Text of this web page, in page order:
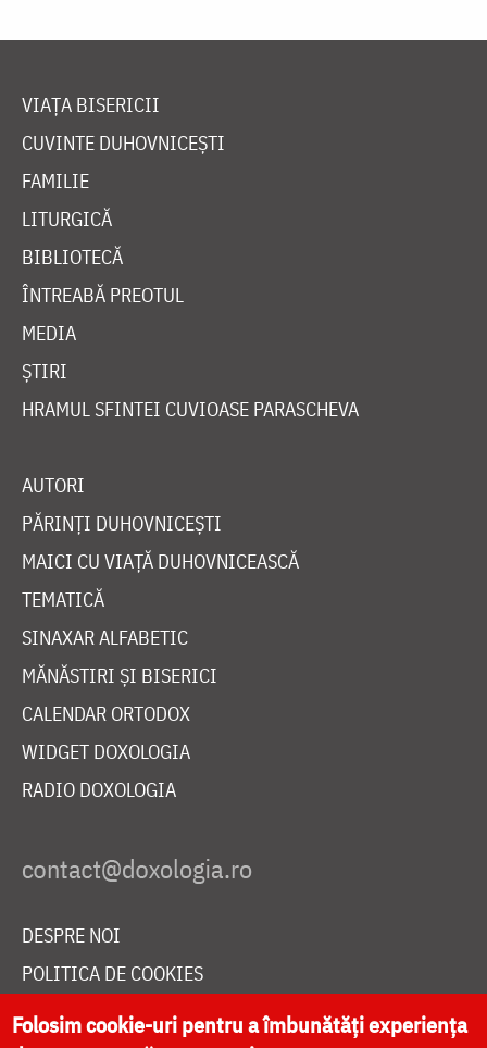
VIAȚA BISERICII
CUVINTE DUHOVNICEȘTI
FAMILIE
LITURGICĂ
BIBLIOTECĂ
ÎNTREABĂ PREOTUL
MEDIA
ȘTIRI
HRAMUL SFINTEI CUVIOASE PARASCHEVA
AUTORI
PĂRINȚI DUHOVNICEȘTI
MAICI CU VIAȚĂ DUHOVNICEASCĂ
TEMATICĂ
SINAXAR ALFABETIC
MĂNĂSTIRI ȘI BISERICI
CALENDAR ORTODOX
WIDGET DOXOLOGIA
RADIO DOXOLOGIA
DESPRE NOI
POLITICA DE COOKIES
DONEAZĂ ONLINE PENTRU CATEDRALA NAȚIONALĂ
Folosim cookie-uri pentru a îmbunătăți experiența